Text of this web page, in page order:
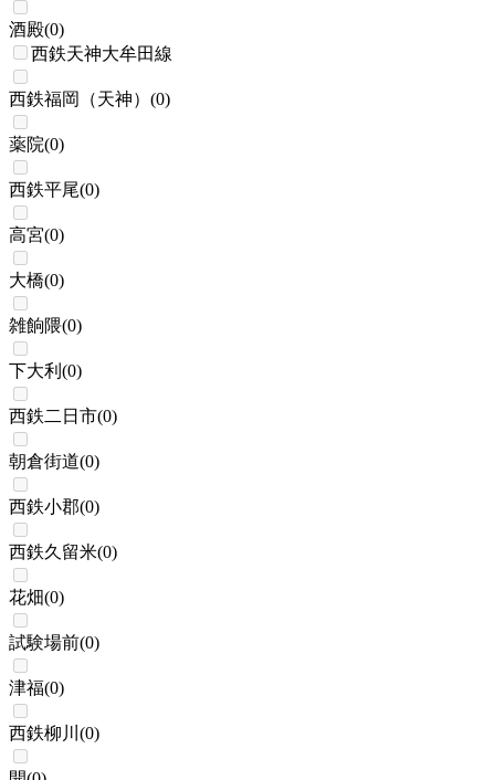
酒殿(0)
西鉄天神大牟田線
西鉄福岡（天神） (0)
薬院(0)
西鉄平尾(0)
高宮(0)
大橋(0)
雑餉隈(0)
下大利 (0)
西鉄二日市(0)
朝倉街道(0)
西鉄小郡(0)
西鉄久留米(0)
花畑(0)
試験場前(0)
津福(0)
西鉄柳川 (0)